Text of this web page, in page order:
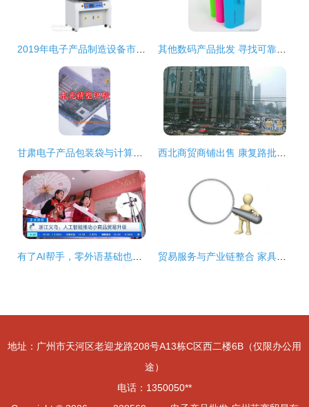
地址：广州市天河区老迎龙路208号A13栋C区西二楼6B（仅限办公用
途）
电话：1350050**